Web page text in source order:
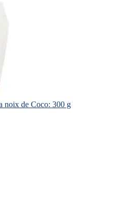
noix de Coco: 300 g